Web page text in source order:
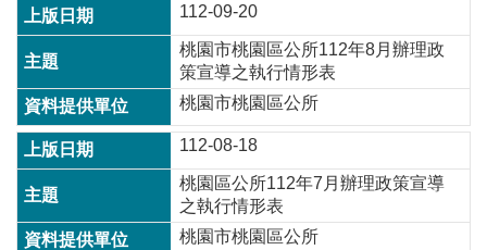
112-09-20
桃園市桃園區公所112年8月辦理政
策宣導之執行情形表
桃園市桃園區公所
112-08-18
桃園區公所112年7月辦理政策宣導
之執行情形表
桃園市桃園區公所